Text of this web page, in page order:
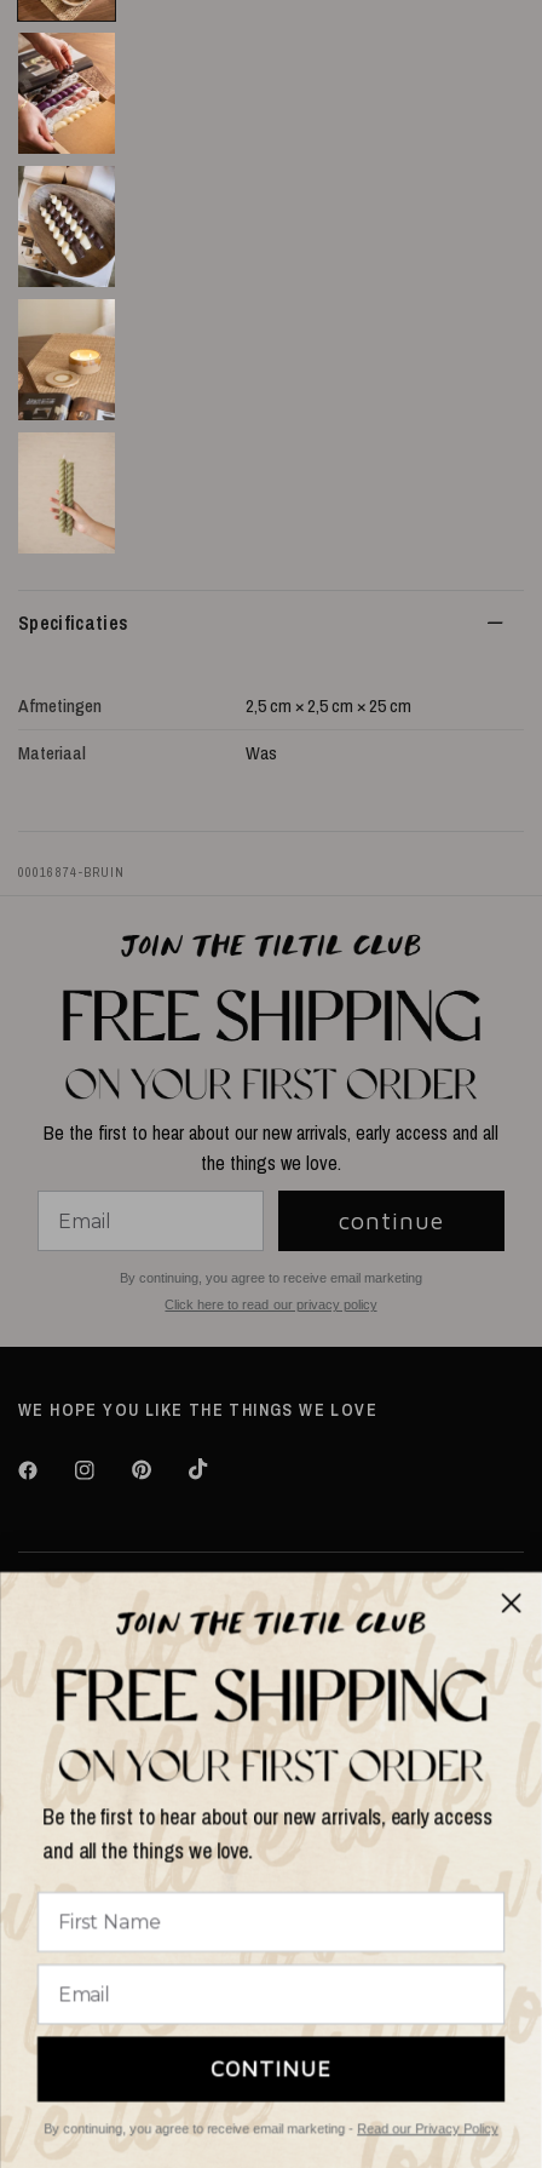
Specificaties
Afmetingen
2,5 cm × 2,5 cm × 25 cm
Materiaal
Was
00016874-BRUIN
Be the first to hear about our new arrivals, early access and all
the things we love.
continue
By continuing, you agree to receive email marketing
Click here to read our privacy policy
WE HOPE YOU LIKE THE THINGS WE LOVE
Over TILTIL
Help
Shop op
bijwerken
© 2026 Things I Like Things I Love, All rights reserved.
Be the first to hear about our new arrivals, early access
and all the things we love.
CONTINUE
By continuing, you agree to receive email marketing - Read our Privacy Policy